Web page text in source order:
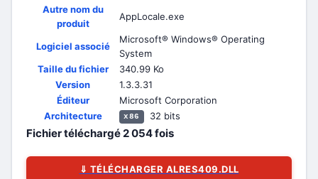
Autre nom du
produit
AppLocale.exe
Logiciel associé
Microsoft® Windows® Operating
System
Taille du fichier
340.99 Ko
Version
1.3.3.31
Éditeur
Microsoft Corporation
Architecture
x86 32 bits
Fichier téléchargé2 054fois
⇓ TÉLÉCHARGER ALRES409.DLL